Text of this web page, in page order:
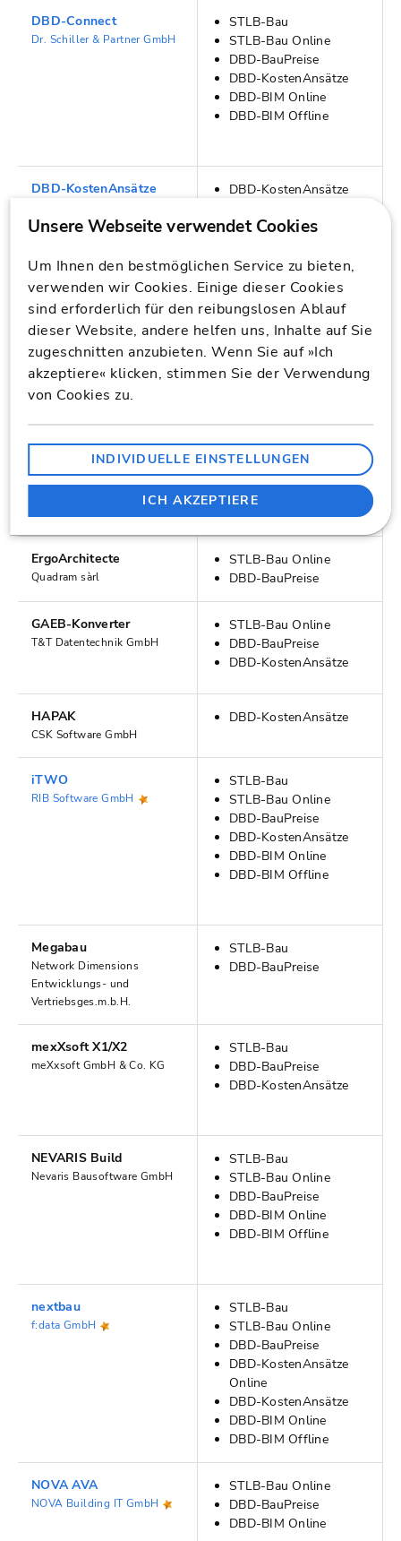
DBD-Connect
Dr. Schiller & Partner GmbH
STLB-Bau
STLB-Bau Online
DBD-BauPreise
DBD-KostenAnsätze
DBD-BIM Online
DBD-BIM Offline
DBD-KostenAnsätze
Dr. Schiller & Partner GmbH
DBD-KostenAnsätze
DBD-KostenKalkül
Dr. Schiller & Partner GmbH
STLB-Bau
STLB-Bau Online
DBD-BauPreise
DBD-KostenAnsätze
DBD-BIM Online
DBD-BIM Offline
DIN Bauportal GmbH -
Dynamische BauDaten-
DBD-BauPreise
DBD-BIM Online
DBD-BIM Online
ErgoArchitecte
Quadram sàrl
STLB-Bau Online
DBD-BauPreise
GAEB-Konverter
T&T Datentechnik GmbH
STLB-Bau Online
DBD-BauPreise
DBD-KostenAnsätze
HAPAK
CSK Software GmbH
DBD-KostenAnsätze
iTWO
RIB Software GmbH
STLB-Bau
STLB-Bau Online
DBD-BauPreise
DBD-KostenAnsätze
DBD-BIM Online
DBD-BIM Offline
Megabau
Network Dimensions
Entwicklungs- und
Vertriebsges.m.b.H.
STLB-Bau
DBD-BauPreise
mexXsoft X1/X2
meXxsoft GmbH & Co. KG
STLB-Bau
DBD-BauPreise
DBD-KostenAnsätze
NEVARIS Build
Nevaris Bausoftware GmbH
STLB-Bau
STLB-Bau Online
DBD-BauPreise
DBD-BIM Online
DBD-BIM Offline
nextbau
f:data GmbH
STLB-Bau
STLB-Bau Online
DBD-BauPreise
DBD-KostenAnsätze
Online
DBD-KostenAnsätze
DBD-BIM Online
DBD-BIM Offline
NOVA AVA
NOVA Building IT GmbH
STLB-Bau Online
DBD-BauPreise
DBD-BIM Online
Um Ihnen den bestmöglichen Service zu bieten,
verwenden wir Cookies. Einige dieser Cookies
sind erforderlich für den reibungslosen Ablauf
dieser Website, andere helfen uns, Inhalte auf Sie
zugeschnitten anzubieten. Wenn Sie auf »Ich
akzeptiere« klicken, stimmen Sie der Verwendung
von Cookies zu.
INDIVIDUELLE EINSTELLUNGEN
ICH AKZEPTIERE